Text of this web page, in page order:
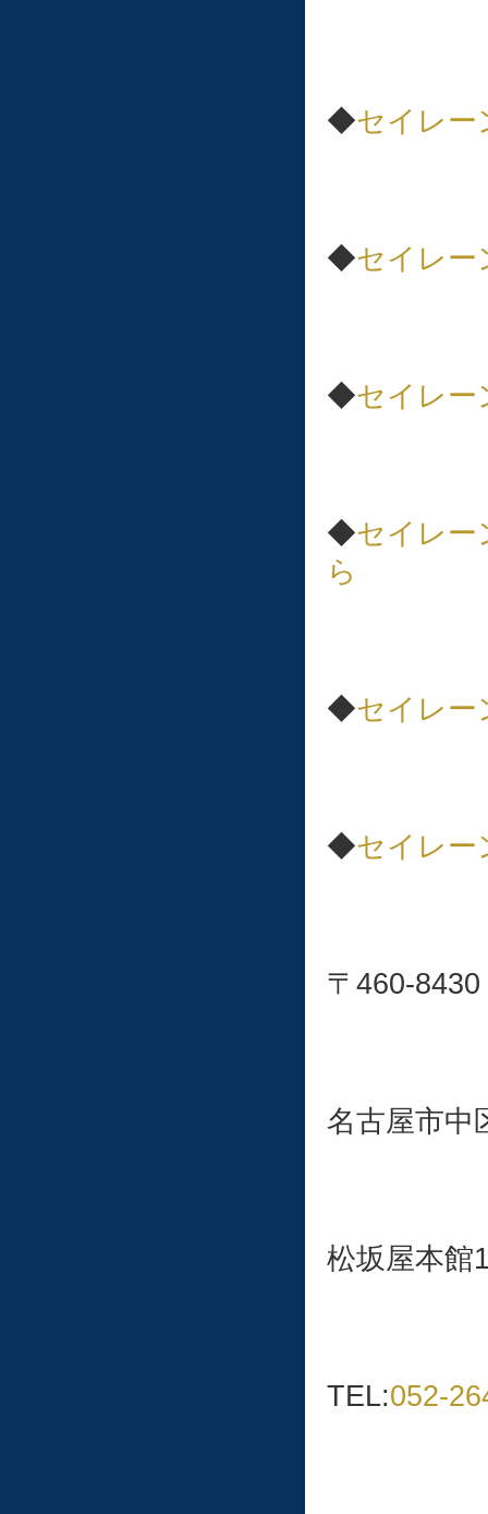
◆セイレ
◆セイレー
◆セイレー
◆セイレー
ら
◆セイレー
◆セイレー
〒
名古屋市中
松坂屋本館
TEL:052-